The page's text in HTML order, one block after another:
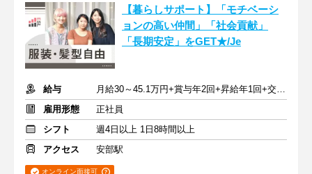
【暮らしサポート】「モチベーシ
ョンの高い仲間」「社会貢献」
「長期安定」をGET★/Je
給与
月給30～45.1万円+賞与年2回+昇給年1回+交通費全額
雇用形態
正社員
シフト
週4日以上 1日8時間以上
アクセス
安部駅
オンライン面接可